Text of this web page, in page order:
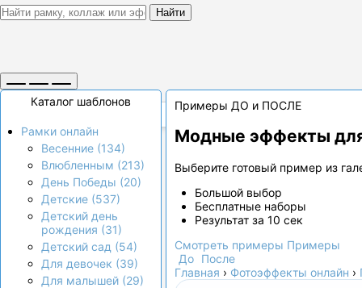
Найти
Каталог шаблонов
Рамки онлайн
Весенние (134)
Влюбленным (213)
День Победы (20)
Детские (537)
Детский день
рождения (31)
Детский сад (54)
Для девочек (39)
Для малышей (29)
Примеры ДО и ПОСЛЕ
Модные эффекты
Выберите готовый пример из
Большой выбор
Бесплатные наборы
Результат за 10 сек
Смотреть примеры Примеры
До После
Главная › Фотоэффекты онлайн ›